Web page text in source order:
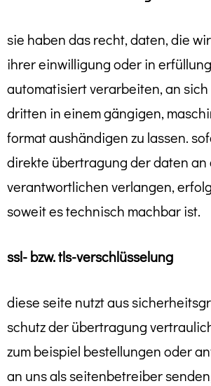
sie haben das recht, daten, die
ihrer einwilligung oder in
automatisiert verarbeiten, an
dritten in einem gängigen,
format aushändigen zu lassen.
direkte übertragung der daten
verantwortlichen verlangen,
soweit es technisch machbar ist.
ssl- bzw. tls-verschlüsselung
diese seite nutzt aus
schutz der übertragung
zum beispiel bestellungen oder
an uns als seitenbetreiber